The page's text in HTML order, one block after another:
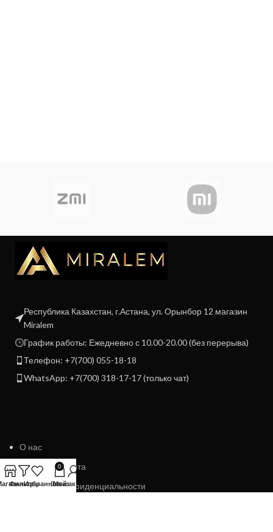
Республика Казахстан, г.Астана, ул. Орынбор 12 магазин
Miralem
График работы: Ежедневно с 10.00-20.00 (без перерыва)
Телефон: +7(700) 055-18-18
WhatsApp: +7(700) 318-17-17 (только чат)
О нас
Договор Оферта
Политика конфиденциальности
ФильтрыИзбранное
0
Заказ
Мой аккаунт